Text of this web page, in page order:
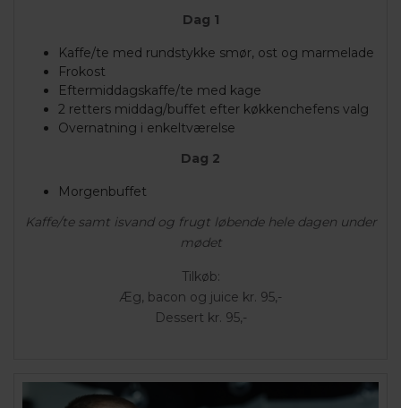
Dag 1
Kaffe/te med rundstykke smør, ost og marmelade
Frokost
Eftermiddagskaffe/te med kage
2 retters middag/buffet efter køkkenchefens valg
Overnatning i enkeltværelse
Dag 2
Morgenbuffet
Kaffe/te samt isvand og frugt løbende hele dagen under
mødet
Tilkøb:
Æg, bacon og juice kr. 95,-
Dessert kr. 95,-